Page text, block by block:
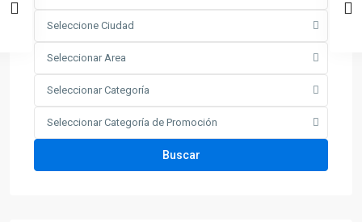
Seleccione Ciudad
Seleccionar Area
Seleccionar Categoría
Seleccionar Categoría de Promoción
Buscar